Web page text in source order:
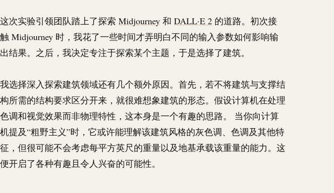
这次实验引领团队踏上了探索 Midjourney 和 DALL·E 2 的道路。初次接
触 Midjourney 时，我花了一些时间才弄明白不同的输入参数如何影响输
出结果。之后，我决定专注于探索某个主题，于是选择了建筑。
我选择深入探索建筑领域还有几个额外原因。首先，若不将建筑与支撑结
构所需的结构要求区分开来，就很难想象建筑的形态。假设计算机在处理
色调和视觉效果而非物理特性，这本身是一个有趣的思路。 当你向计算
机提及“粗野主义”时，它或许能理解该建筑风格的灰色调、色调及其他特
征，但很可能不会考虑每平方英尺的重量以及地基承载该重量的能力。这
便开启了各种有趣且令人兴奋的可能性。